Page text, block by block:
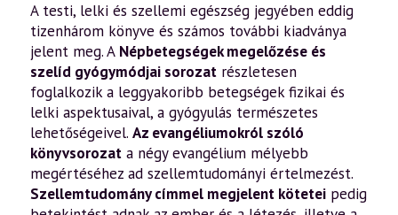
A testi, lelki és szellemi egészség jegyében eddig
tizenhárom könyve és számos további kiadványa
jelent meg. A Népbetegségek megelőzése és
szelíd gyógymódjai sorozat részletesen
foglalkozik a leggyakoribb betegségek fizikai és
lelki aspektusaival, a gyógyulás természetes
lehetőségeivel. Az evangéliumokról szóló
könyvsorozat a négy evangélium mélyebb
megértéséhez ad szellemtudományi értelmezést.
Szellemtudomány címmel megjelent kötetei pedig